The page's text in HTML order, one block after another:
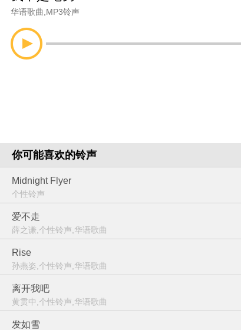
华语歌曲 MP3铃声
你可能喜欢的铃声
Midnight Flyer
个性铃声
爱不走
薛之谦,个性铃声,华语歌曲
Rise
孙燕姿,个性铃声,华语歌曲
离开我吧
黄贯中,个性铃声,华语歌曲
发如雪